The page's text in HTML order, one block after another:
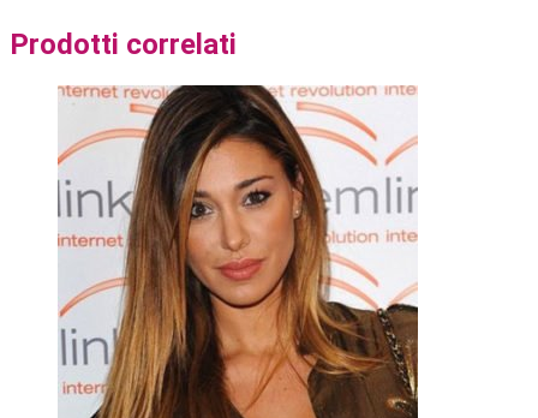
Prodotti correlati